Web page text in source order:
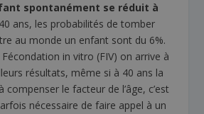
spontanément se réduit à
ans, les probabilités de tomber
au monde un enfant sont du 6%.
Fécondation in vitro (FIV) on arrive à
résultats, même si à 40 ans la
compenser le facteur de l’âge, c’est
nécessaire de faire appel à un